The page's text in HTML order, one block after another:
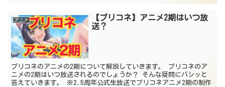
アニメ
【プリコネ】アニメ2期はいつ放
送？
プリコネのアニメの2期について解説していきます。 プリコネのア
ニメの2期はいつ放送されるのでしょうか？ そんな疑問にバシッと
答えていきます。 ※2.5周年公式生放送でプリコネアニメ2期の制作